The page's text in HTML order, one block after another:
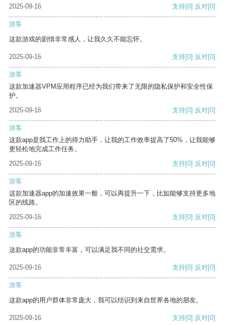
2025-09-16 支持[0] 反对[0]
游客
这款游戏的剧情非常感人，让我久久不能忘怀。
2025-09-16 支持[0] 反对[0]
游客
这款加速器VPM应用程序已经为我们带来了无限的隐私保护和安全性保
护。
2025-09-16
支持[0] 反对[0]
游客
这款app是我工作上的得力助手，让我的工作效率提高了50%，让我能够
更轻松地完成工作任务。
2025-09-16
支持[0] 反对[0]
游客
这款加速器app的加速效果一般，可以再提升一下，比如能够支持更多地
区的线路。
2025-09-16
支持[0] 反对[0]
游客
这款app的功能非常丰富，可以满足我不同的社交需求。
2025-09-16 支持[0] 反对[0]
游客
这款app的用户群体非常庞大，我可以结识到来自世界各地的朋友。
2025-09-16 支持[0] 反对[0]